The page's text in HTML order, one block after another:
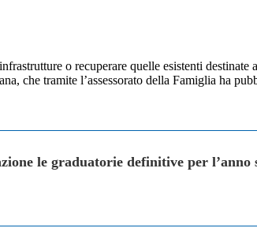
o recuperare quelle esistenti
che tramite l’assessorato della Famiglia ha
le graduatorie definitive per l’anno